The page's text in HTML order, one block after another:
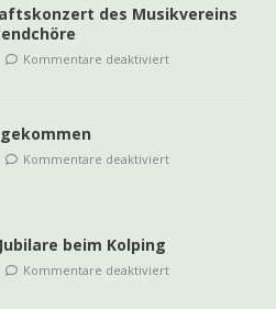
des Musikvereins
Kommentare deaktiviert
Kommentare deaktiviert
beim Kolping
Kommentare deaktiviert